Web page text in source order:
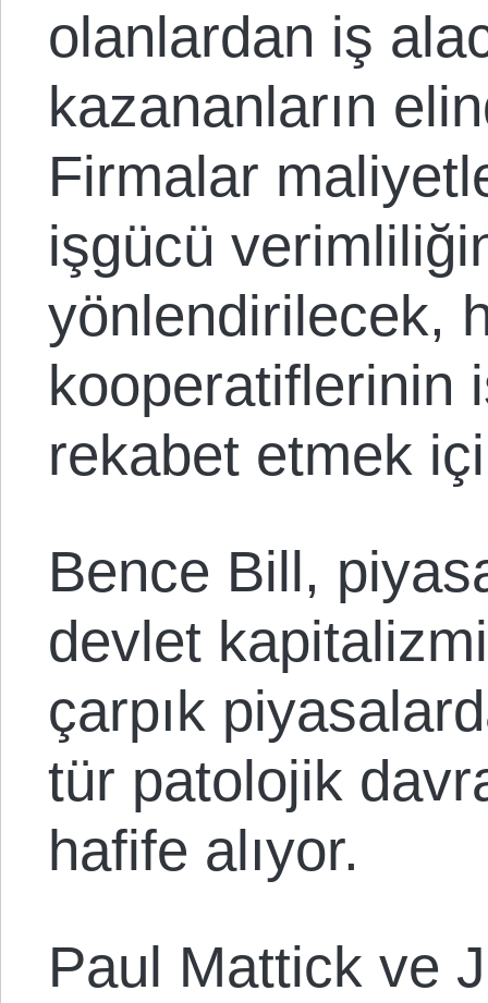
olanlardan iş
kazananların
Firmalar
işgücü
yönlendirilecek,
kooperatiflerinin
rekabet etmek
Bence Bill,
devlet
çarpık
tür patolojik
hafife alıyor.
Paul Mattick ve